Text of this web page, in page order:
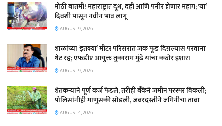
मोठी बातमी! महाराष्ट्रात दूध, दही आणि पनीर होणार महाग; ‘या’
दिवशी पासून नवीन भाव लागू
AUGUST 9, 2026
शाळांच्या ‘इतक्या’ मीटर परिसरात जंक फूड दिसल्यास परवाना
थेट रद्द; एफडीए आयुक्त तुकाराम मुंढे यांचा कठोर इशारा
AUGUST 9, 2026
शेतकऱ्याने पूर्ण कर्ज फेडले, तरीही बँकेने जमीन परस्पर विकली;
पोलिसांनीही माणुसकी सोडली, जबरदस्तीने जमिनीचा ताबा
AUGUST 4, 2026